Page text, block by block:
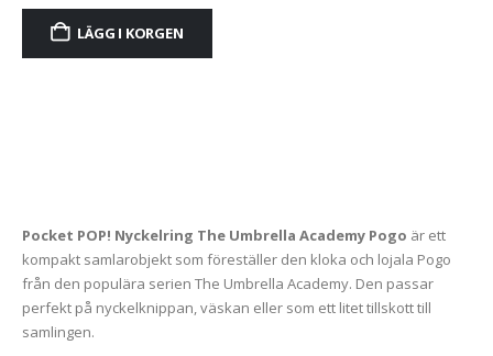
LÄGG I KORGEN
Alternative:
Pocket POP! Nyckelring The Umbrella Academy Pogo är ett
kompakt samlarobjekt som föreställer den kloka och lojala Pogo
från den populära serien The Umbrella Academy. Den passar
perfekt på nyckelknippan, väskan eller som ett litet tillskott till
samlingen.